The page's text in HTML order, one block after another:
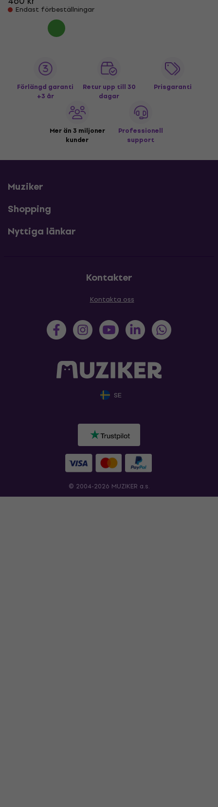
Endast förbeställningar
Förlängd garanti
+3 år
Retur upp till 30
dagar
Prisgaranti
Mer än 3 miljoner
kunder
Professionell
support
Muziker
Shopping
Nyttiga länkar
Kontakter
Kontakta oss
SE
© 2004-2026 MUZIKER a.s.